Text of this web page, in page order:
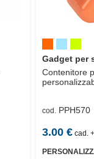
Gadget per
Contenitore
cod. PPH570
3.00€ cad.